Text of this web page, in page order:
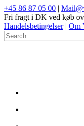
+45 86 87 05 00 |
Fri fragt i DK ved køb
Handelsbetingelser| Om